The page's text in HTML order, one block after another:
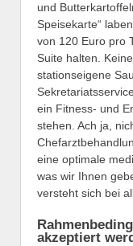
und
Speisekarte“
von 120 Euro pro
Suite halten.
stationseigene
ein Fitness- und
stehen. Ach ja,
eine optimale
was wir Ihnen
versteht sich bei
akzeptiert